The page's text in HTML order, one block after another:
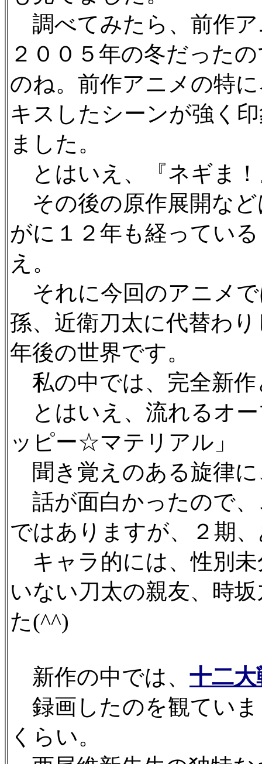
調べてみたら、前作ア
２００５年の冬だった
のね。前作アニメの特
キスしたシーンが強く
ました。
とはいえ、『ネギま
その後の原作展開な
がに１２年も経ってい
え。
それに今回のアニメ
孫、近衛刀太に代替わ
年後の世界です。
私の中では、完全新
とはいえ、流れるオ
ッピー☆マテリアル」
聞き覚えのある旋律
話が面白かったので
ではありますが、２期
キャラ的には、性別未
いない刀太の親友、時
た(^^)
新作の中では、 十二大
録画したのを観てい
くらい。